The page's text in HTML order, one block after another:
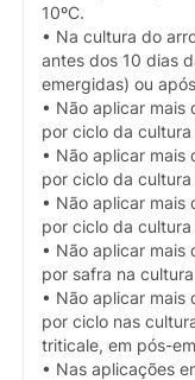
10ºC.
• Na cultura do
antes dos 10 dias
emergidas) ou
• Não aplicar mais
por ciclo da
• Não aplicar mais
por ciclo da
• Não aplicar mais
por ciclo da
• Não aplicar mais
por safra na
• Não aplicar mais
por ciclo nas
triticale, em pós-
• Nas aplicações